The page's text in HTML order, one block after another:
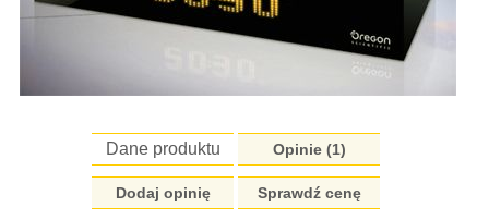
Dane produktu Opinie (1)
Dodaj opinię Sprawdź cenę